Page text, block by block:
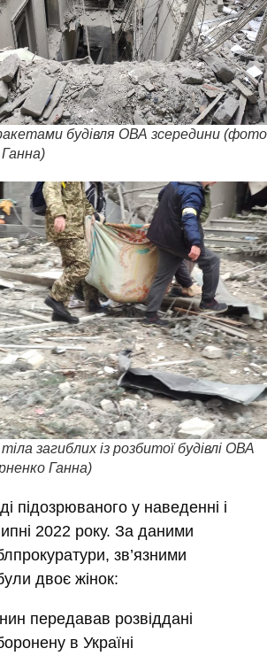
будівля ОВА зсередини (фото
загиблих із розбитої будівлі ОВА
Ганна)
підозрюваного у наведенні і
2022 року. За даними
зв’язними
двоє жінок:
передавав розвіддані
в Україні